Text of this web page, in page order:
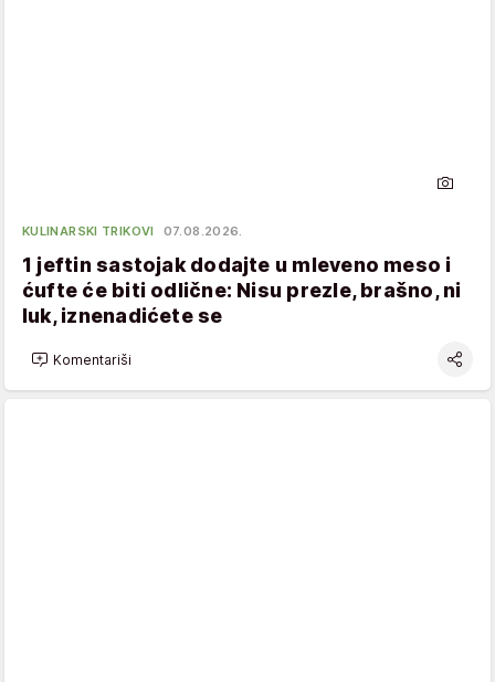
KULINARSKI TRIKOVI 07.08.2026.
1 jeftin sastojak dodajte u mleveno meso i
ćufte će biti odlične: Nisu prezle, brašno, ni
luk, iznenadićete se
Komentariši